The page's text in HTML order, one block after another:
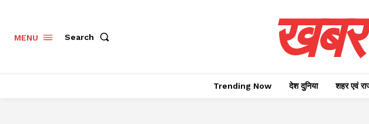
MENU Search
Trending Now देश दुनिया शहर एवं